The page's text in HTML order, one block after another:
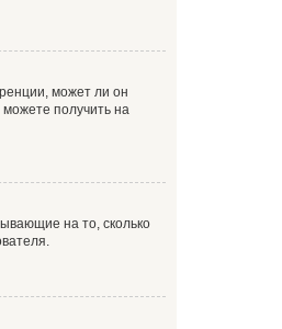
может ли он
получить на
на то, сколько